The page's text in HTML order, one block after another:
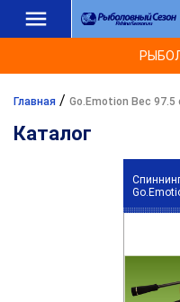
Главная / Go.Emotion Вес 97.5
Каталог